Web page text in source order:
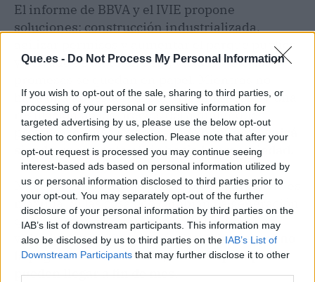
Que.es - Do Not Process My Personal Information
If you wish to opt-out of the sale, sharing to third parties, or
processing of your personal or sensitive information for
targeted advertising by us, please use the below opt-out
section to confirm your selection. Please note that after your
opt-out request is processed you may continue seeing
interest-based ads based on personal information utilized by
us or personal information disclosed to third parties prior to
your opt-out. You may separately opt-out of the further
disclosure of your personal information by third parties on the
IAB’s list of downstream participants. This information may
also be disclosed by us to third parties on the IAB’s List of
Downstream Participants that may further disclose it to other
El informe de BBVA y el IVIE propone
soluciones: construcción industrializada,
agilizar permisos y aumentar el parque público
y privado de alquiler. Pero, visto lo visto, las
haya una apuesta real por vivienda social y una
regulación de los precios del alquiler que
proteja a los más jóvenes, cada nómina seguirá
siendo una cuenta atrás hacia la precariedad.
No es un problema de ahora, pero la urgencia es
máxima. Si las cosas no cambian, la generación
que hoy ronda los 30 años se enfrenta a una
vida sin estabilidad económica. Y la factura no
la pagarán los mercados, sino los que apenas
pueden llegar a fin de mes.